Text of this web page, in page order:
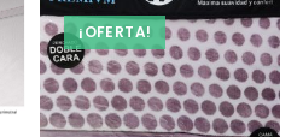
¡OFERTA!